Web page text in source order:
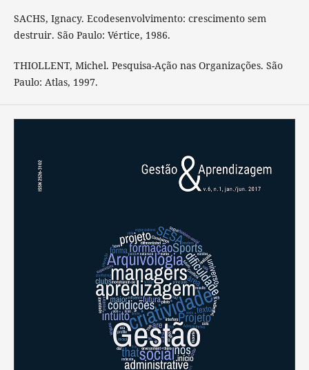
SACHS, Ignacy. Ecodesenvolvimento: crescimento sem
destruir. São Paulo: Vértice, 1986.
THIOLLENT, Michel. Pesquisa-Ação nas Organizações. São
Paulo: Atlas, 1997.